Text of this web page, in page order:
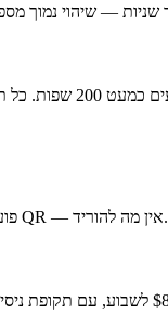
פועל בכל דפדפן. האורחים סורקים קוד QR — אין מה להוריד.